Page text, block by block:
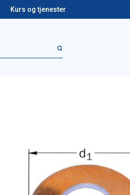
Kurs og tjenester